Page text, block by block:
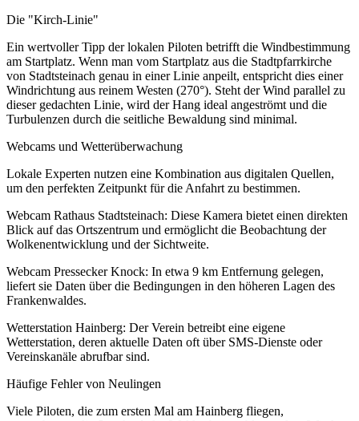
Die "Kirch-Linie"
Ein wertvoller Tipp der lokalen Piloten betrifft die Windbestimmung
am Startplatz. Wenn man vom Startplatz aus die Stadtpfarrkirche
von Stadtsteinach genau in einer Linie anpeilt, entspricht dies einer
Windrichtung aus reinem Westen (270°). Steht der Wind parallel zu
dieser gedachten Linie, wird der Hang ideal angeströmt und die
Turbulenzen durch die seitliche Bewaldung sind minimal.
Webcams und Wetterüberwachung
Lokale Experten nutzen eine Kombination aus digitalen Quellen,
um den perfekten Zeitpunkt für die Anfahrt zu bestimmen.
Webcam Rathaus Stadtsteinach: Diese Kamera bietet einen direkten
Blick auf das Ortszentrum und ermöglicht die Beobachtung der
Wolkenentwicklung und der Sichtweite.
Webcam Pressecker Knock: In etwa 9 km Entfernung gelegen,
liefert sie Daten über die Bedingungen in den höheren Lagen des
Frankenwaldes.
Wetterstation Hainberg: Der Verein betreibt eine eigene
Wetterstation, deren aktuelle Daten oft über SMS-Dienste oder
Vereinskanäle abrufbar sind.
Häufige Fehler von Neulingen
Viele Piloten, die zum ersten Mal am Hainberg fliegen,